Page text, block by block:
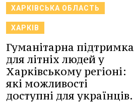
ХАРКІВСЬКА ОБЛАСТЬ
ХАРКІВ
Гуманітарна підтримка
для літніх людей у
Харківському регіоні:
які можливості
доступні для українців.